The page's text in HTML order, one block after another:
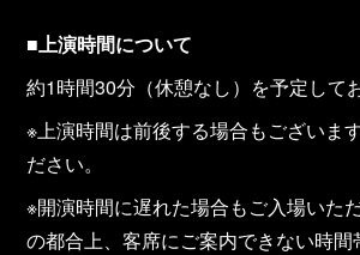
■上演時間について
約1時間30分（休憩なし）を予定して
※上演時間は前後する場合もございま
ださい。
※開演時間に遅れた場合もご入場いた
の都合上、客席にご案内できない時